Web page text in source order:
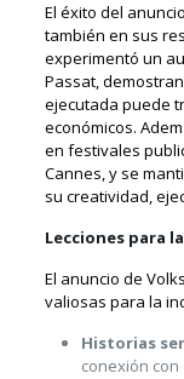
El éxito del
también en sus
experimentó un
Passat,
ejecutada puede
económicos.
en festivales
Cannes, y se
su creatividad,
Lecciones para
El anuncio de
valiosas para la
Historias
conexión con